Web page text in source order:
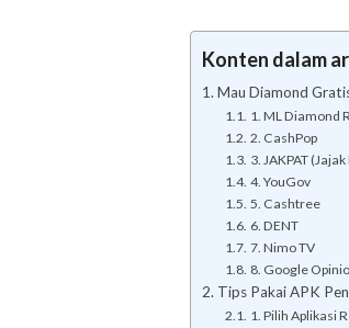
Konten dalam
Mau Diamond
1. ML Diamond
2. CashPop
3. JAKPAT
4. YouGov
5. Cashtree
6. DENT
7. Nimo TV
8. Google
Tips Pakai APK
1. Pilih Aplikasi